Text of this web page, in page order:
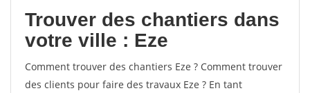
Trouver des chantiers dans
votre ville : Eze
Comment trouver des chantiers Eze ? Comment trouver
des clients pour faire des travaux Eze ? En tant